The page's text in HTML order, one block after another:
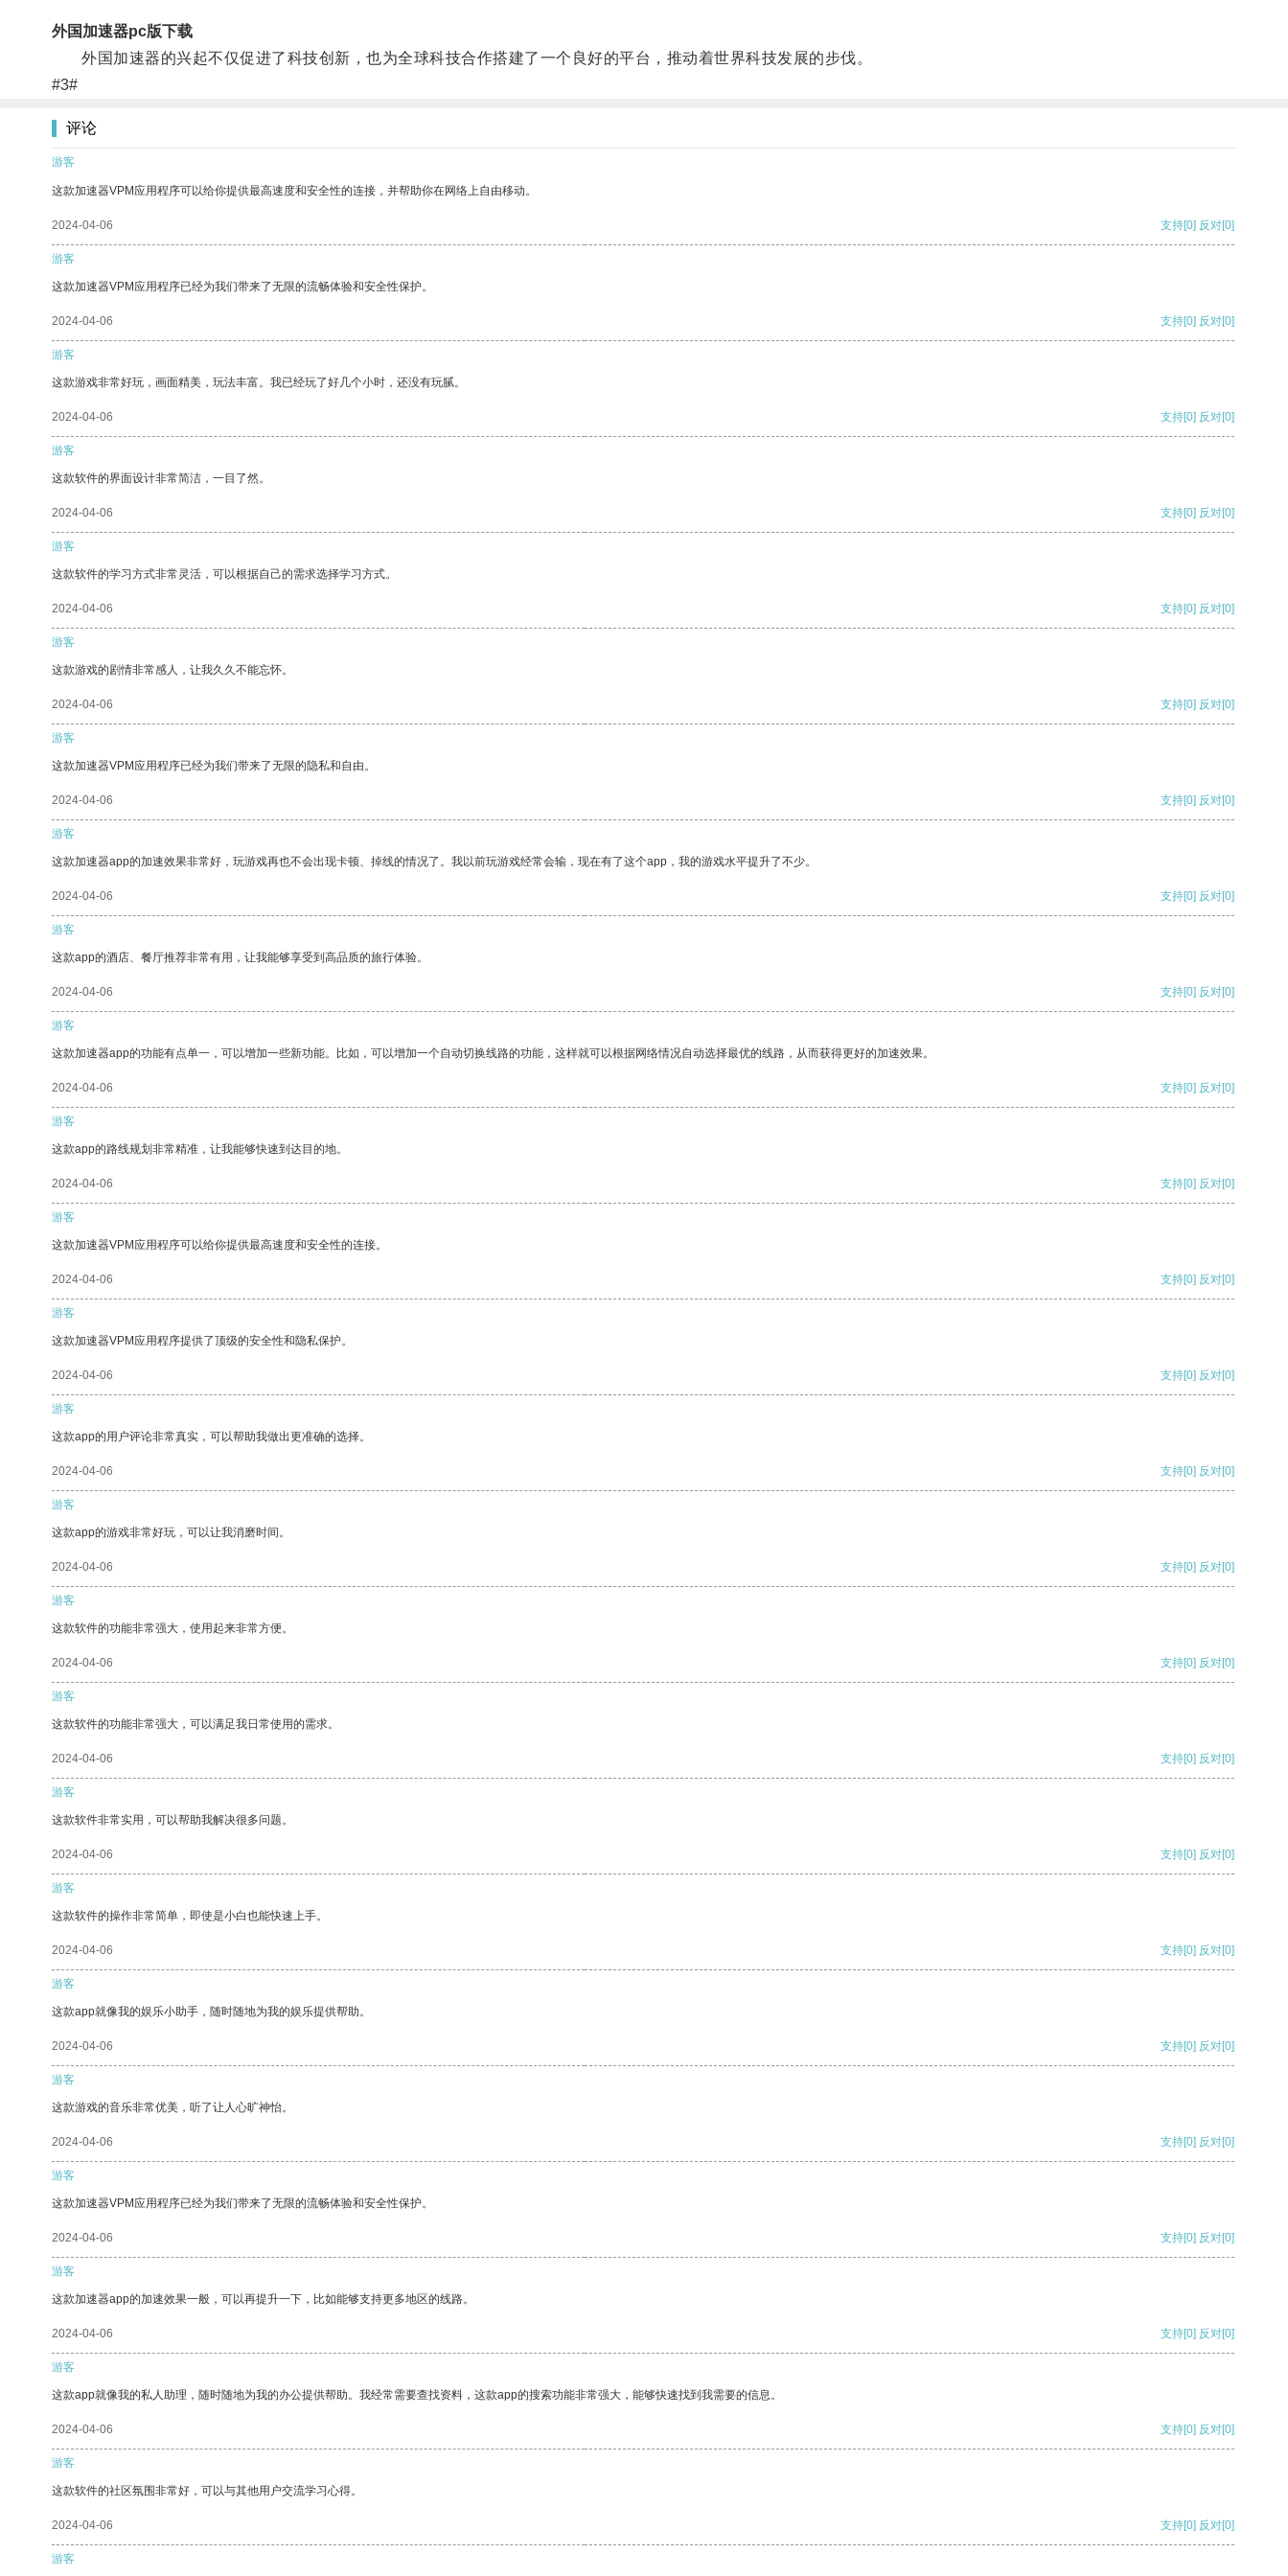
外国加速器pc版下载
外国加速器的兴起不仅促进了科技创新，也为全球科技合作搭建了一个良好的平台，推动着世界科技发展的步伐。
#3#
评论
游客
这款加速器VPM应用程序可以给你提供最高速度和安全性的连接，并帮助你在网络上自由移动。
2024-04-06 支持[0] 反对[0]
游客
这款加速器VPM应用程序已经为我们带来了无限的流畅体验和安全性保护。
2024-04-06 支持[0] 反对[0]
游客
这款游戏非常好玩，画面精美，玩法丰富。我已经玩了好几个小时，还没有玩腻。
2024-04-06 支持[0] 反对[0]
游客
这款软件的界面设计非常简洁，一目了然。
2024-04-06 支持[0] 反对[0]
游客
这款软件的学习方式非常灵活，可以根据自己的需求选择学习方式。
2024-04-06 支持[0] 反对[0]
游客
这款游戏的剧情非常感人，让我久久不能忘怀。
2024-04-06 支持[0] 反对[0]
游客
这款加速器VPM应用程序已经为我们带来了无限的隐私和自由。
2024-04-06 支持[0] 反对[0]
游客
这款加速器app的加速效果非常好，玩游戏再也不会出现卡顿、掉线的情况了。我以前玩游戏经常会输，现在有了这个app，我的游戏水平提升了不少。
2024-04-06 支持[0] 反对[0]
游客
这款app的酒店、餐厅推荐非常有用，让我能够享受到高品质的旅行体验。
2024-04-06 支持[0] 反对[0]
游客
这款加速器app的功能有点单一，可以增加一些新功能。比如，可以增加一个自动切换线路的功能，这样就可以根据网络情况自动选择最优的线路，从而获得更好的加速效果。
2024-04-06 支持[0] 反对[0]
游客
这款app的路线规划非常精准，让我能够快速到达目的地。
2024-04-06 支持[0] 反对[0]
游客
这款加速器VPM应用程序可以给你提供最高速度和安全性的连接。
2024-04-06 支持[0] 反对[0]
游客
这款加速器VPM应用程序提供了顶级的安全性和隐私保护。
2024-04-06 支持[0] 反对[0]
游客
这款app的用户评论非常真实，可以帮助我做出更准确的选择。
2024-04-06 支持[0] 反对[0]
游客
这款app的游戏非常好玩，可以让我消磨时间。
2024-04-06 支持[0] 反对[0]
游客
这款软件的功能非常强大，使用起来非常方便。
2024-04-06 支持[0] 反对[0]
游客
这款软件的功能非常强大，可以满足我日常使用的需求。
2024-04-06 支持[0] 反对[0]
游客
这款软件非常实用，可以帮助我解决很多问题。
2024-04-06 支持[0] 反对[0]
游客
这款软件的操作非常简单，即使是小白也能快速上手。
2024-04-06 支持[0] 反对[0]
游客
这款app就像我的娱乐小助手，随时随地为我的娱乐提供帮助。
2024-04-06 支持[0] 反对[0]
游客
这款游戏的音乐非常优美，听了让人心旷神怡。
2024-04-06 支持[0] 反对[0]
游客
这款加速器VPM应用程序已经为我们带来了无限的流畅体验和安全性保护。
2024-04-06 支持[0] 反对[0]
游客
这款加速器app的加速效果一般，可以再提升一下，比如能够支持更多地区的线路。
2024-04-06 支持[0] 反对[0]
游客
这款app就像我的私人助理，随时随地为我的办公提供帮助。我经常需要查找资料，这款app的搜索功能非常强大，能够快速找到我需要的信息。
2024-04-06 支持[0] 反对[0]
游客
这款软件的社区氛围非常好，可以与其他用户交流学习心得。
2024-04-06 支持[0] 反对[0]
游客